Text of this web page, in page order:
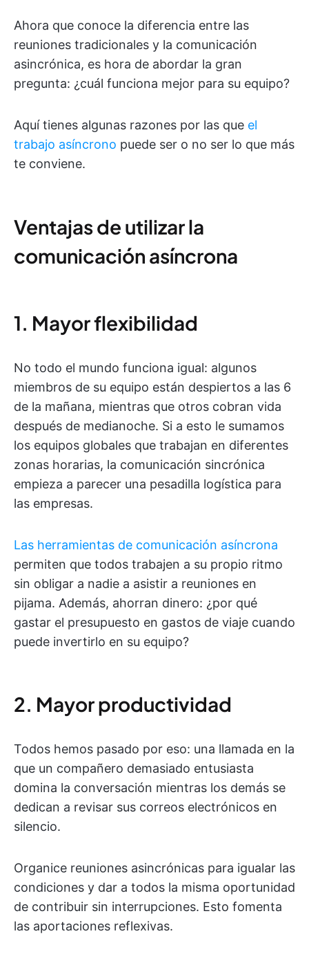
Ahora que conoce la diferencia entre las
reuniones tradicionales y la comunicación
asincrónica, es hora de abordar la gran
pregunta: ¿cuál funciona mejor para su equipo?
Aquí tienes algunas razones por las que el
trabajo asíncrono puede ser o no ser lo que más
te conviene.
Ventajas de utilizar la
comunicación asíncrona
1. Mayor flexibilidad
No todo el mundo funciona igual: algunos
miembros de su equipo están despiertos a las 6
de la mañana, mientras que otros cobran vida
después de medianoche. Si a esto le sumamos
los equipos globales que trabajan en diferentes
zonas horarias, la comunicación sincrónica
empieza a parecer una pesadilla logística para
las empresas.
Las herramientas de comunicación asíncrona
permiten que todos trabajen a su propio ritmo
sin obligar a nadie a asistir a reuniones en
pijama. Además, ahorran dinero: ¿por qué
gastar el presupuesto en gastos de viaje cuando
puede invertirlo en su equipo?
2. Mayor productividad
Todos hemos pasado por eso: una llamada en la
que un compañero demasiado entusiasta
domina la conversación mientras los demás se
dedican a revisar sus correos electrónicos en
silencio.
Organice reuniones asincrónicas para igualar las
condiciones y dar a todos la misma oportunidad
de contribuir sin interrupciones. Esto fomenta
las aportaciones reflexivas.